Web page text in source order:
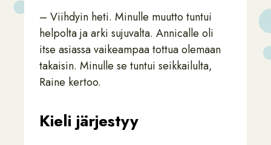
– Viihdyin heti. Minulle muutto tuntui
helpolta ja arki sujuvalta. Annicalle oli
itse asiassa vaikeampaa tottua olemaan
takaisin. Minulle se tuntui seikkailulta,
Raine kertoo.
Kieli järjestyy